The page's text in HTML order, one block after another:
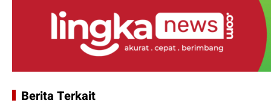
Berita Terkait